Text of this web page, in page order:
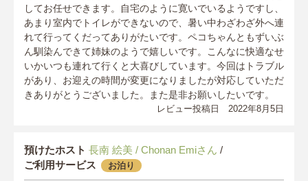
してお任せできます。自宅のように寛いでいるようですし、
あまり室内でトイレができないので、暑い中わざわざ外へ連
れて行ってくだってありがたいです。ペコちゃんともずいぶ
ん馴染んできて姉妹のようで嬉しいです。こんなに快適なせ
いかいつも連れて行くと大喜びしています。今回はトラブル
があり、お迎えの時間が変更になりましたが対応していただ
きありがとうございました。また是非お願いしたいです。
レビュー投稿日 2022年8月5日
預けたホスト 長南 絵美 / Chonan Emiさん /
ご利用サービス
お泊り